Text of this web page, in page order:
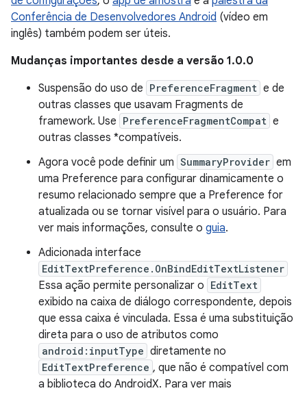
Conferência de Desenvolvedores Android (vídeo em
inglês) também podem ser úteis.
Mudanças importantes desde a versão 1.0.0
Suspensão do uso de PreferenceFragment e de
outras classes que usavam Fragments de
framework. Use PreferenceFragmentCompat e
outras classes *compatíveis.
Agora você pode definir um SummaryProvider em
uma Preference para configurar dinamicamente o
resumo relacionado sempre que a Preference for
atualizada ou se tornar visível para o usuário. Para
ver mais informações, consulte o guia.
Adicionada interface
EditTextPreference.OnBindEditTextListener
Essa ação permite personalizar o EditText
exibido na caixa de diálogo correspondente, depois
que essa caixa é vinculada. Essa é uma substituição
direta para o uso de atributos como
android:inputType diretamente no
EditTextPreference , que não é compatível com
a biblioteca do AndroidX. Para ver mais